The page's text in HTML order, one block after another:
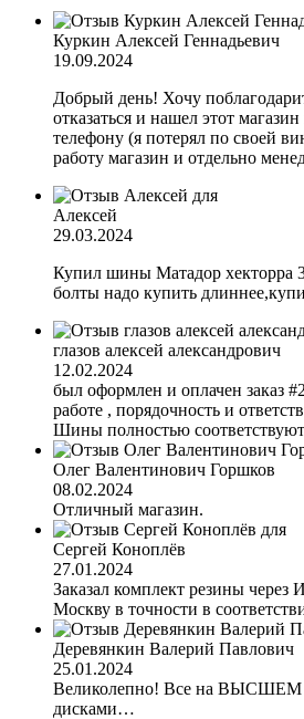
Куркин Алексей Геннадьевич
19.09.2024
Добрый день! Хочу
отказаться и нашел этот
телефону (я потерял по своей
работу магазин и отдельно
Алексей
29.03.2024
Купил шины Матадор хекторра 3
болты надо купить
глазов алексей александрович
12.02.2024
был оформлен и оплачен заказ
работе , порядочность и
Шины полностью
Олег Валентинович Горшков
08.02.2024
Отличный магазин.
Сергей Коноплёв
27.01.2024
Заказал комплект резины
Москву в точности в
Деревянкин Валерий Павлович
25.01.2024
Великолепно! Все на ВЫСШЕМ
дисками…